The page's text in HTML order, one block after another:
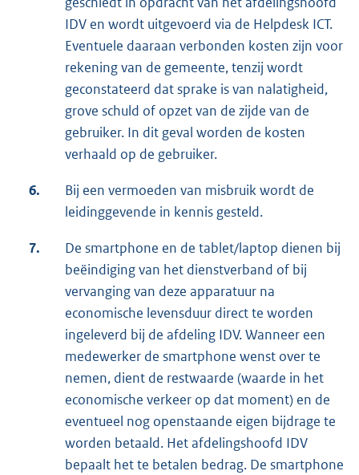
IDV en wordt uitgevoerd via de Helpdesk ICT.
Eventuele daaraan verbonden kosten zijn voor
rekening van de gemeente, tenzij wordt
geconstateerd dat sprake is van nalatigheid,
grove schuld of opzet van de zijde van de
gebruiker. In dit geval worden de kosten
verhaald op de gebruiker.
6.
Bij een vermoeden van misbruik wordt de
leidinggevende in kennis gesteld.
7.
De smartphone en de tablet/laptop dienen bij
beëindiging van het dienstverband of bij
vervanging van deze apparatuur na
economische levensduur direct te worden
ingeleverd bij de afdeling IDV. Wanneer een
medewerker de smartphone wenst over te
nemen, dient de restwaarde (waarde in het
economische verkeer op dat moment) en de
eventueel nog openstaande eigen bijdrage te
worden betaald. Het afdelingshoofd IDV
bepaalt het te betalen bedrag. De smartphone